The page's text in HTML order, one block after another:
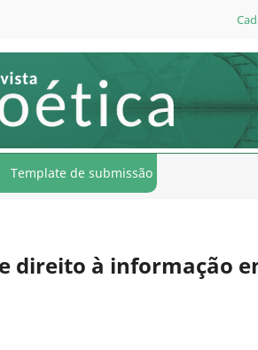
Template de submissão
direito à informação